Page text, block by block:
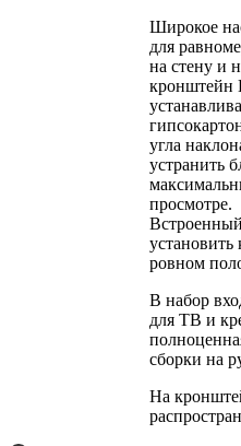
Широкое
для
на стену и
угла
устранить
просмотре.
ровном
В набор
для ТВ и
сборки на
На